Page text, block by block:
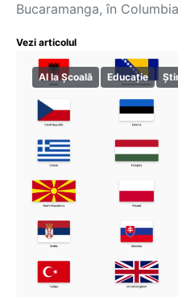
Bucaramanga, în
Vezi articolul
AI la Școală Educație